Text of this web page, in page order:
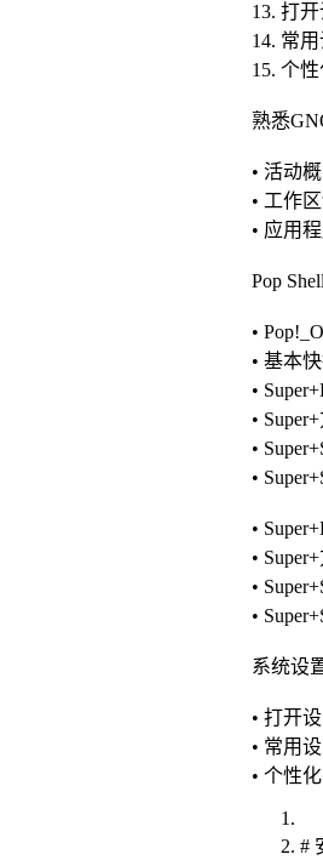
13. 打
14. 常
15. 个
熟悉
• 活动
• 工作
• 应用
Pop
•
• 基本
•
•
•
•
•
•
•
•
系统设
• 打开
• 常用
• 个性
#